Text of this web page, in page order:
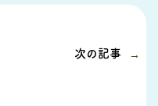
次の記事